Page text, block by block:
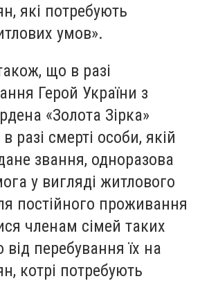
які потребують
умов».
що в разі
Герой України з
«Золота Зірка»
разі смерті особи, якій
звання, одноразова
у вигляді житлового
постійного проживання
членам сімей таких
від перебування їх на
котрі потребують